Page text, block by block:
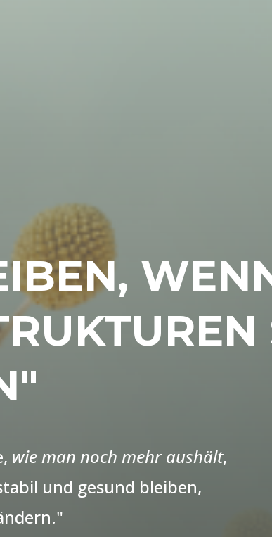
wie man noch mehr aushält,
und gesund bleiben,